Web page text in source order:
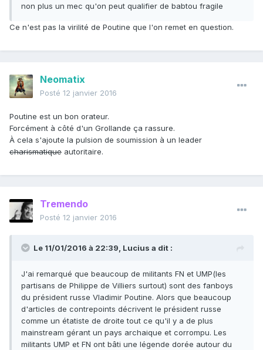
non plus un mec qu'on peut qualifier de babtou fragile
Ce n'est pas la virilité de Poutine que l'on remet en question.
Neomatix
Posté 12 janvier 2016
Poutine est un bon orateur.
Forcément à côté d'un Grollande ça rassure.
À cela s'ajoute la pulsion de soumission à un leader
charismatique autoritaire.
Tremendo
Posté 12 janvier 2016
Le 11/01/2016 à 22:39, Lucius a dit :
J'ai remarqué que beaucoup de militants FN et UMP(les
partisans de Philippe de Villiers surtout) sont des fanboys
du président russe Vladimir Poutine. Alors que beaucoup
d'articles de contrepoints décrivent le président russe
comme un étatiste de droite tout ce qu'il y a de plus
mainstream gérant un pays archaique et corrompu. Les
militants UMP et FN ont bâti une légende dorée autour du